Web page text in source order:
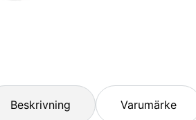
Beskrivning Varumärke